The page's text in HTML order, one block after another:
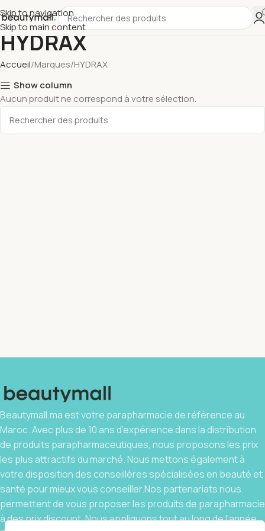
Skip to navigation
Skip to main content
HYDRAX
Accueil Marques HYDRAX
Show column
Aucun produit ne correspond à votre sélection.
Beautymall.ma est votre parapharmacie de référence au
Maroc. Avec plus de 10 ans d’expérience dans la distribution
de produits parapharmaceutiques, nous proposons les prix
les plus attractifs du marché. Nous mettons également à
votre disposition des conseillères spécialisées en beauté et
santé pour mieux vous conseiller.Nos partenariats nous
permettent de vous proposer les produits de parapharmacie
à des prix discount. Nous appliquons tout au long de l’année